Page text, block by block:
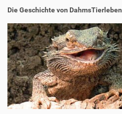
Die Geschichte von DahmsTierleben